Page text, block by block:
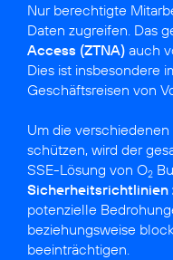
Nur berechtigte
Daten zugreifen. Das
Access (ZTNA) auch
Dies ist insbesondere
Geschäftsreisen von
Um die
schützen, wird der
SSE-Lösung von O2
potenzielle
beziehungsweise
beeinträchtigen.